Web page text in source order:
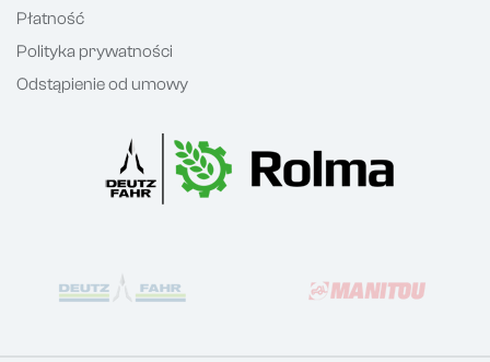
Płatność
Polityka prywatności
Odstąpienie od umowy